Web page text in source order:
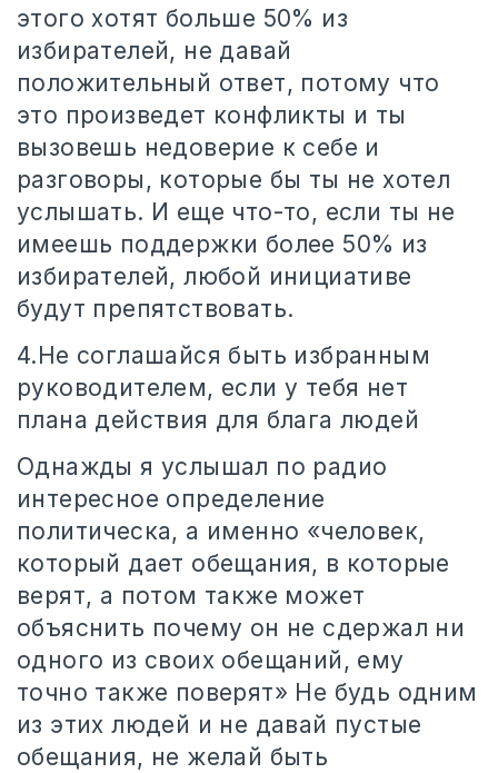
этого хотят больше 50% из
избирателей, не давай
положительный ответ, потому что
это произведет конфликты и ты
вызовешь недоверие к себе и
разговоры, которые бы ты не хотел
услышать. И еще что-то, если ты не
имеешь поддержки более 50% из
избирателей, любой инициативе
будут препятствовать.
4.Не соглашайся быть избранным
руководителем, если у тебя нет
плана действия для блага людей
Однажды я услышал по радио
интересное определение
политическа, а именно «человек,
который дает обещания, в которые
верят, а потом также может
объяснить почему он не сдержал ни
одного из своих обещаний, ему
точно также поверят» Не будь одним
из этих людей и не давай пустые
обещания, не желай быть